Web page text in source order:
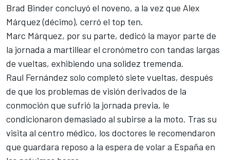
Brad Binderconcluyó el noveno, a la vez que Alex
Márquez(décimo), cerró el top ten.
Marc Márquez, por su parte, dedicó la mayor parte de
la jornada a martillear el cronómetro con tandas largas
de vueltas, exhibiendo una solidez tremenda.
Raul Fernández solo completó siete vueltas, después
de que los problemas de visión derivados de la
conmoción que sufrió la jornada previa, le
condicionaron demasiado al subirse a la moto. Tras su
visita al centro médico, los doctores le recomendaron
que guardara reposo a la espera de volar a España en